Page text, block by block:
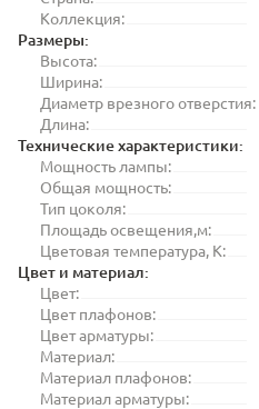
Коллекция:
Размеры:
Высота:
Ширина:
Диаметр врезного отверстия:
Длина:
Технические характеристики:
Мощность лампы:
Общая мощность:
Тип цоколя:
Площадь освещения,м:
Цветовая температура, K:
Цвет и материал:
Цвет:
Цвет плафонов:
Цвет арматуры:
Материал:
Материал плафонов:
Материал арматуры: